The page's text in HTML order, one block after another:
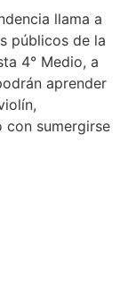
llama a
públicos de la
4° Medio, a
aprender
sumergirse